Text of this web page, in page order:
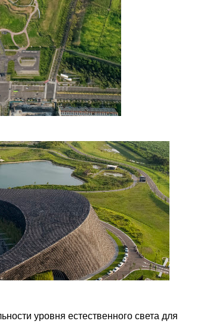
уровня естественного света для